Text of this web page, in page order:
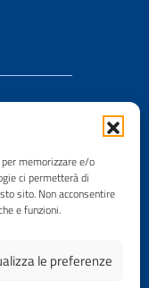
memorizzare e/o
ci permetterà di
sito. Non acconsentire
e funzioni.
le preferenze